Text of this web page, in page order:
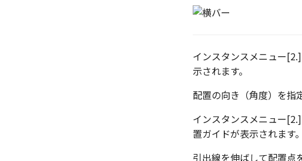
インスタンスメニュー
示されます。
配置の向き（角度）を指
インスタンスメニュー
置ガイドが表示されます。
引出線を伸ばして配置点